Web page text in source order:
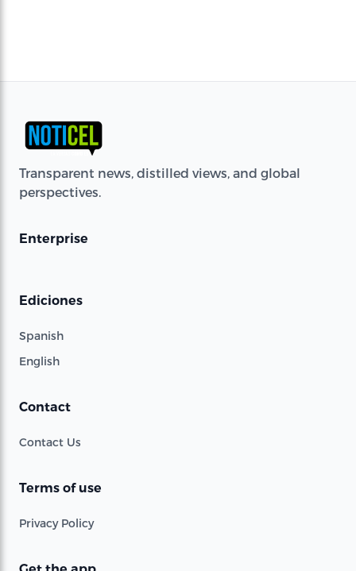
Transparent news, distilled views, and global
perspectives.
Enterprise
Ediciones
Spanish
English
Contact
Contact Us
Terms of use
Privacy Policy